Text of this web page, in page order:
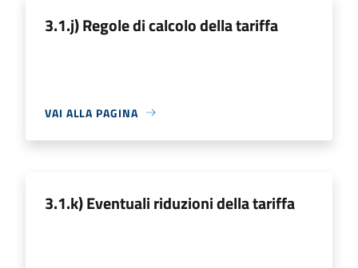
3.1.j) Regole di calcolo della tariffa
VAI ALLA PAGINA
3.1.k) Eventuali riduzioni della tariffa